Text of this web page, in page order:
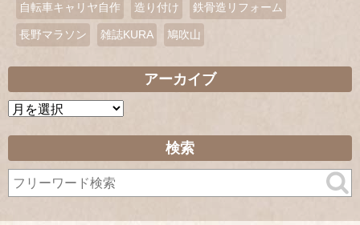
自転車キャリヤ自作 造り付け 鉄骨造リフォーム
長野マラソン 雑誌KURA 鳩吹山
アーカイブ
ア
イ
ブ
検索